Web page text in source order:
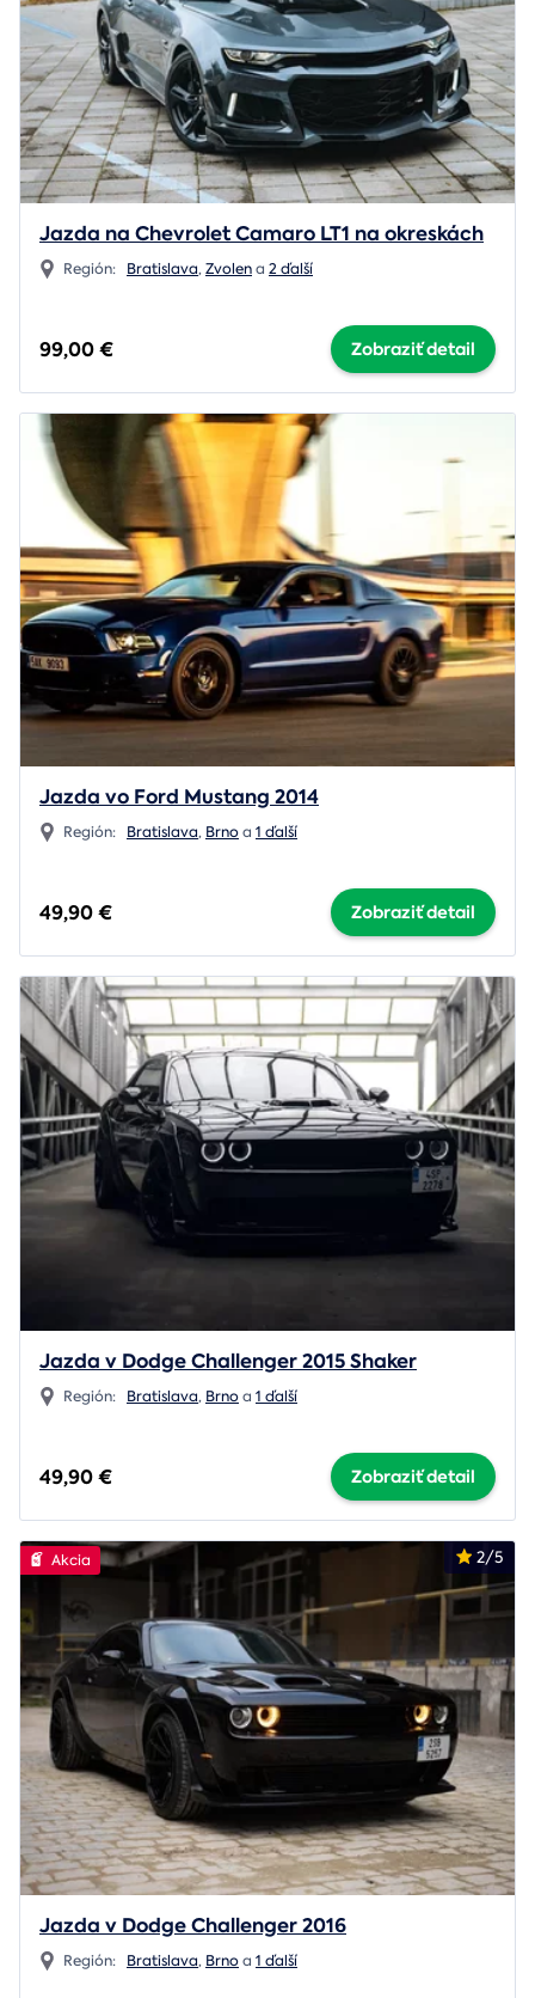
Jazda na Chevrolet Camaro LT1 na okreskách
Región: Bratislava,Zvolena 2 ďalší
99,00 € Zobraziť detail
Jazda vo Ford Mustang 2014
Región: Bratislava, Brnoa 1 ďalší
49,90 € Zobraziť detail
Jazda v Dodge Challenger 2015 Shaker
Región: Bratislava, Brnoa 1 ďalší
49,90 € Zobraziť detail
2/5
Akcia
Jazda v Dodge Challenger 2016
Región: Bratislava, Brnoa 1 ďalší